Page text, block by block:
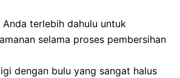
terlebih dahulu untuk
selama proses pembersihan
dengan bulu yang sangat halus